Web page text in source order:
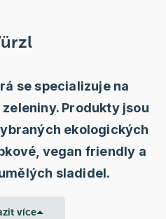
se specializuje na
Produkty jsou
ekologických
vegan friendly a
sladidel.
více